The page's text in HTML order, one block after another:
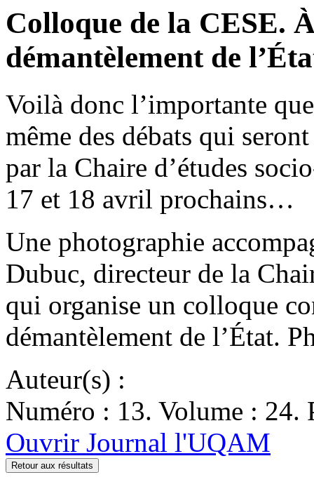
Colloque de la CESE.
démantèlement de
Voilà donc l’importante
même des débats qui
par la Chaire d’études
17 et 18 avril prochains…
Une photographie
Dubuc, directeur de la
qui organise un colloque
démantèlement de l’État.
Auteur(s) :
Numéro : 13. Volume : 24.
Ouvrir Journal l'UQAM
Retour aux résultats